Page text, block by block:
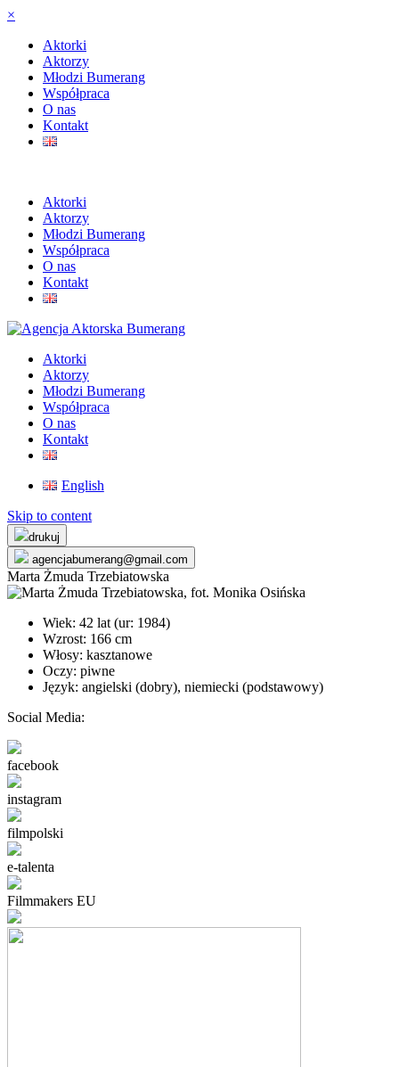
×
Aktorki
Aktorzy
Młodzi Bumerang
Współpraca
O nas
Kontakt
Aktorki
Aktorzy
Młodzi Bumerang
Współpraca
O nas
Kontakt
Aktorki
Aktorzy
Młodzi Bumerang
Współpraca
O nas
Kontakt
English
Skip to content
drukuj
agencjabumerang@gmail.com
Marta Żmuda Trzebiatowska
Wiek: 42 lat (ur: 1984)
Wzrost: 166 cm
Włosy: kasztanowe
Oczy: piwne
Język: angielski (dobry), niemiecki (podstawowy)
Social Media:
facebook
instagram
filmpolski
e-talenta
Filmmakers EU